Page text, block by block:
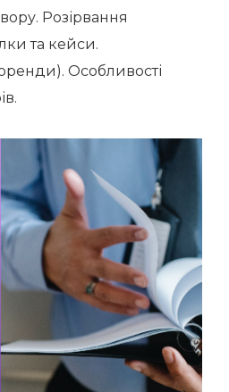
Розірвання
та кейси.
Особливості